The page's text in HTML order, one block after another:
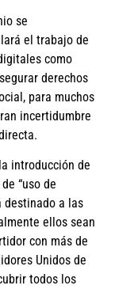
se
el trabajo de
como
derechos
para muchos
incertidumbre
introducción de
“uso de
destinado a las
ellos sean
con más de
Unidos de
todos los